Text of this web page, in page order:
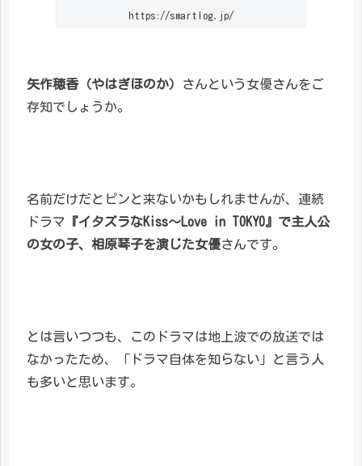
https://smartlog.jp/
矢作穂香（やはぎほのか）
さんという女優さんをご
存知でしょうか。
名前だけだとピンと来ないかもしれませんが、連続
ドラマ 『イタズラなKiss～Love in TOKYO』で主人公
の女の子、相原琴子を演じた女優さんです。
とは言いつつも、このドラマは地上波での放送では
なかったため、「ドラマ自体を知らない」と言う人
も多いと思います。